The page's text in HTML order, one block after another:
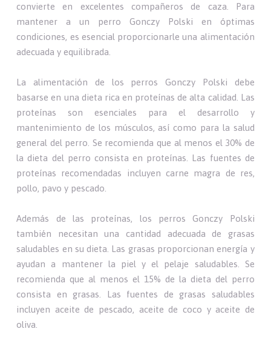
convierte en excelentes compañeros de caza. Para
mantener a un perro Gonczy Polski en óptimas
condiciones, es esencial proporcionarle una alimentación
adecuada y equilibrada.
La alimentación de los perros Gonczy Polski debe
basarse en una dieta rica en proteínas de alta calidad. Las
proteínas son esenciales para el desarrollo y
mantenimiento de los músculos, así como para la salud
general del perro. Se recomienda que al menos el 30% de
la dieta del perro consista en proteínas. Las fuentes de
proteínas recomendadas incluyen carne magra de res,
pollo, pavo y pescado.
Además de las proteínas, los perros Gonczy Polski
también necesitan una cantidad adecuada de grasas
saludables en su dieta. Las grasas proporcionan energía y
ayudan a mantener la piel y el pelaje saludables. Se
recomienda que al menos el 15% de la dieta del perro
consista en grasas. Las fuentes de grasas saludables
incluyen aceite de pescado, aceite de coco y aceite de
oliva.